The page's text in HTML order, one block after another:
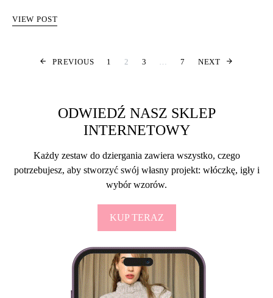
VIEW POST
POSTS
PREVIOUS 1 2 3 … 7 NEXT
ODWIEDŹ NASZ SKLEP
INTERNETOWY
Każdy zestaw do dziergania zawiera wszystko, czego
potrzebujesz, aby stworzyć swój własny projekt: włóczkę, igły i
wybór wzorów.
KUP TERAZ